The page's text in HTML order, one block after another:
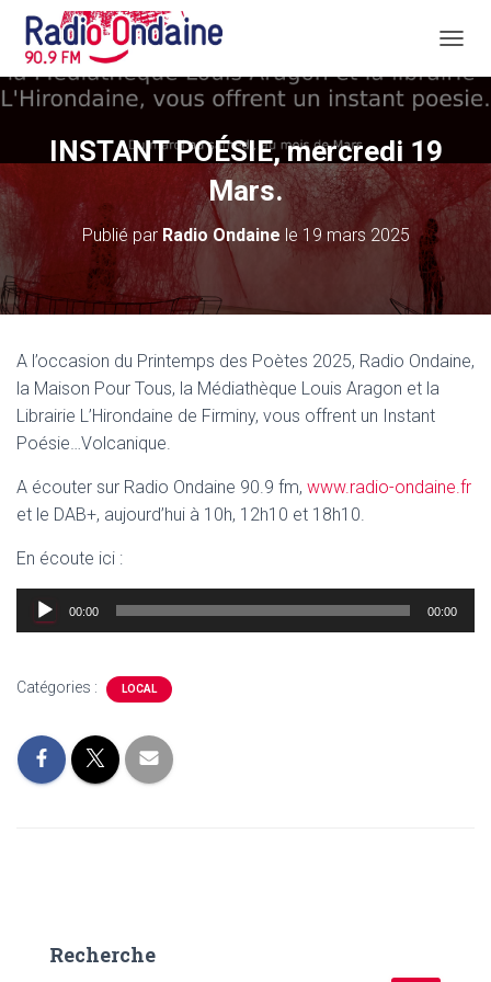
É
P
L
T
INSTANT POÉSIE, mercredi 19
Mars.
Publié par Radio Ondaine le 19 mars 2025
A l’occasion du Printemps des Poètes 2025, Radio Ondaine,
la Maison Pour Tous, la Médiathèque Louis Aragon et la
Librairie L’Hirondaine de Firminy, vous offrent un Instant
Poésie…Volcanique.
A écouter sur Radio Ondaine 90.9 fm, www.radio-ondaine.fr
et le DAB+, aujourd’hui à 10h, 12h10 et 18h10.
En écoute ici :
Lecteur
audio
00:00 00:00
Catégories : LOCAL
Recherche